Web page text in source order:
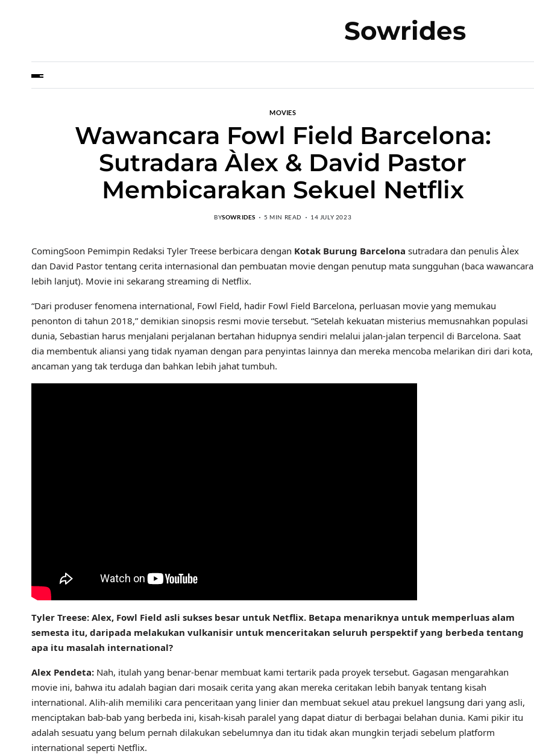
Sowrides
MOVIES
Wawancara Fowl Field Barcelona:
Sutradara Àlex & David Pastor
Membicarakan Sekuel Netflix
BYSOWRIDES 5 MIN READ 14 JULY 2023
ComingSoon Pemimpin Redaksi Tyler Treese berbicara dengan Kotak Burung Barcelona sutradara dan penulis Àlex
dan David Pastor tentang cerita internasional dan pembuatan movie dengan penutup mata sungguhan (baca wawancara
lebih lanjut). Movie ini sekarang streaming di Netflix.
“Dari produser fenomena international, Fowl Field, hadir Fowl Field Barcelona, ​​perluasan movie yang memukau
penonton di tahun 2018,” demikian sinopsis resmi movie tersebut. “Setelah kekuatan misterius memusnahkan populasi
dunia, Sebastian harus menjalani perjalanan bertahan hidupnya sendiri melalui jalan-jalan terpencil di Barcelona. Saat
dia membentuk aliansi yang tidak nyaman dengan para penyintas lainnya dan mereka mencoba melarikan diri dari kota,
ancaman yang tak terduga dan bahkan lebih jahat tumbuh.
Tyler Treese: Alex, Fowl Field asli sukses besar untuk Netflix. Betapa menariknya untuk memperluas alam
semesta itu, daripada melakukan vulkanisir untuk menceritakan seluruh perspektif yang berbeda tentang
apa itu masalah international?
Alex Pendeta: Nah, itulah yang benar-benar membuat kami tertarik pada proyek tersebut. Gagasan mengarahkan
movie ini, bahwa itu adalah bagian dari mosaik cerita yang akan mereka ceritakan lebih banyak tentang kisah
international. Alih-alih memiliki cara penceritaan yang linier dan membuat sekuel atau prekuel langsung dari yang asli,
menciptakan bab-bab yang berbeda ini, kisah-kisah paralel yang dapat diatur di berbagai belahan dunia. Kami pikir itu
adalah sesuatu yang belum pernah dilakukan sebelumnya dan itu tidak akan mungkin terjadi sebelum platform
international seperti Netflix.